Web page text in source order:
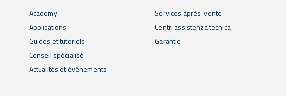
Academy
Applications
Guides et tutoriels
Conseil spécialisé
Actualités et événements
Services après-vente
Centri assistenza tecnica
Garantie